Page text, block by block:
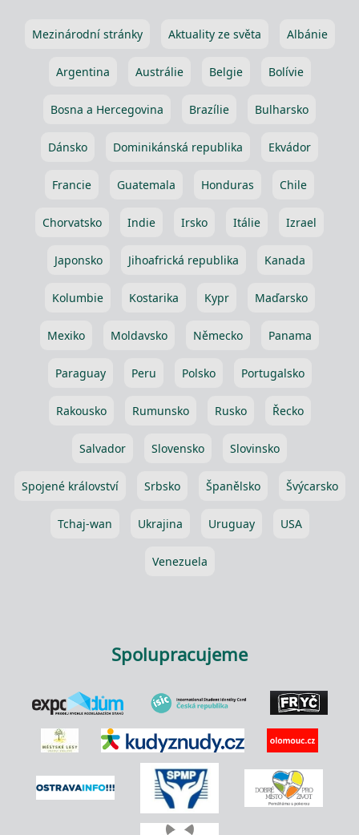
Mezinárodní stránky Aktuality ze světa Albánie
Argentina Austrálie Belgie Bolívie
Bosna a Hercegovina Brazílie Bulharsko
Dánsko Dominikánská republika Ekvádor
Francie Guatemala Honduras Chile
Chorvatsko Indie Irsko Itálie Izrael
Japonsko Jihoafrická republika Kanada
Kolumbie Kostarika Kypr Maďarsko
Mexiko Moldavsko Německo Panama
Paraguay Peru Polsko Portugalsko
Rakousko Rumunsko Rusko Řecko
Salvador Slovensko Slovinsko
Spojené království Srbsko Španělsko Švýcarsko
Tchaj-wan Ukrajina Uruguay USA
Venezuela
Spolupracujeme